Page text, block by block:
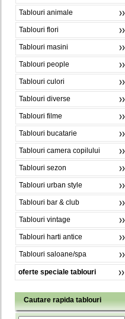
Tablouri animale
Tablouri flori
Tablouri masini
Tablouri people
Tablouri culori
Tablouri diverse
Tablouri filme
Tablouri bucatarie
Tablouri camera copilului
Tablouri sezon
Tablouri urban style
Tablouri bar & club
Tablouri vintage
Tablouri harti antice
Tablouri saloane/spa
oferte speciale tablouri
Cautare rapida tablouri